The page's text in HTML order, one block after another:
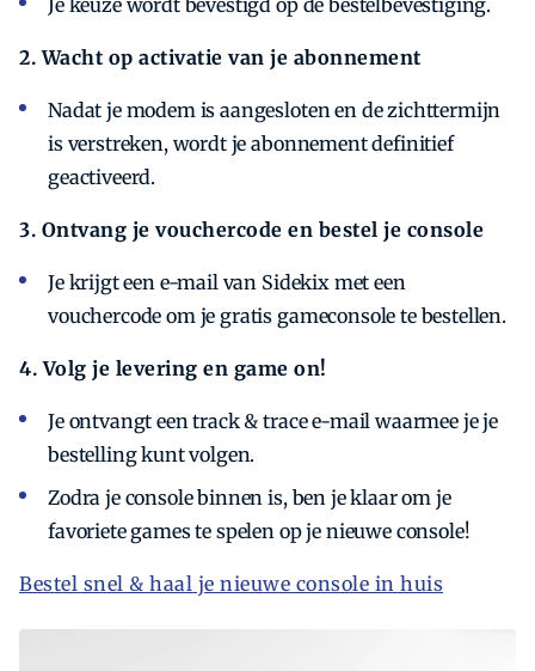
Je keuze wordt bevestigd op de bestelbevestiging.
2. Wacht op activatie van je abonnement
Nadat je modem is aangesloten en de zichttermijn
is verstreken, wordt je abonnement definitief
geactiveerd.
3. Ontvang je vouchercode en bestel je console
Je krijgt een e-mail van Sidekix met een
vouchercode om je gratis gameconsole te bestellen.
4. Volg je levering en game on!
Je ontvangt een track & trace e-mail waarmee je je
bestelling kunt volgen.
Zodra je console binnen is, ben je klaar om je
favoriete games te spelen op je nieuwe console!
Bestel snel & haal je nieuwe console in huis